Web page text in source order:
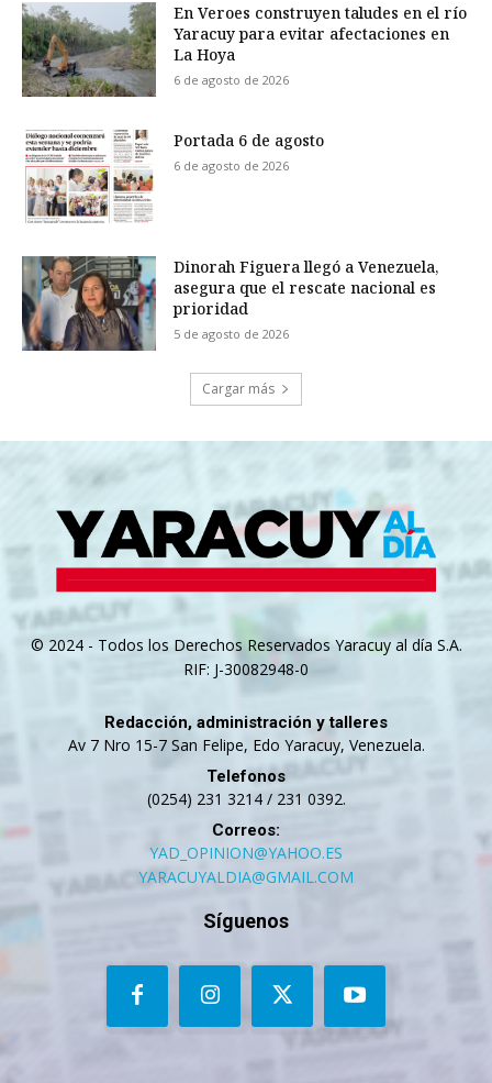
En Veroes construyen taludes en el río
Yaracuy para evitar afectaciones en
La Hoya
6 de agosto de 2026
Portada 6 de agosto
6 de agosto de 2026
Dinorah Figuera llegó a Venezuela,
asegura que el rescate nacional es
prioridad
5 de agosto de 2026
Cargar más
© 2024 - Todos los Derechos Reservados Yaracuy al día S.A.
RIF: J-30082948-0
Redacción, administración y talleres
Av 7 Nro 15-7 San Felipe, Edo Yaracuy, Venezuela.
Telefonos
(0254) 231 3214 / 231 0392.
Correos:
YAD_OPINION@YAHOO.ES
YARACUYALDIA@GMAIL.COM
Síguenos